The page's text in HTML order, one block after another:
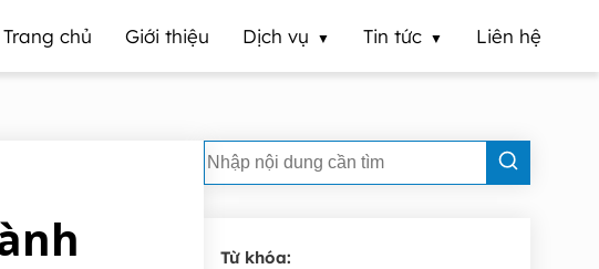
Trang chủ Giới thiệu Dịch vụ Tin tức Liên hệ
Từ khóa: